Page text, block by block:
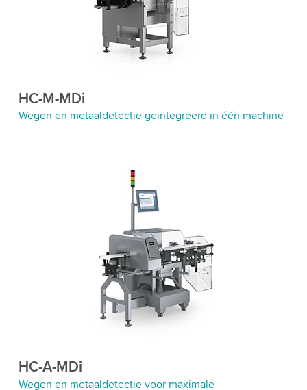
HC-M-MDi
Wegen en metaaldetectie geïntegreerd in één machine
HC-A-MDi
Wegen en metaaldetectie voor maximale